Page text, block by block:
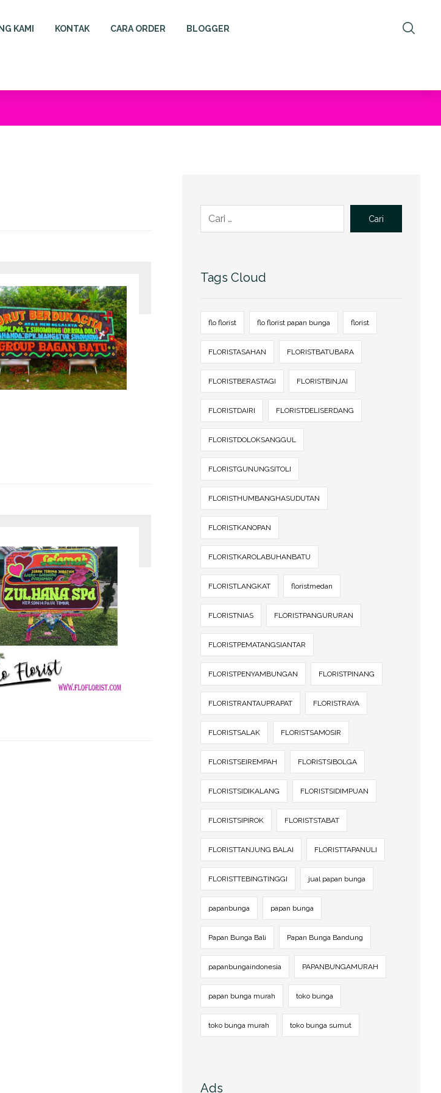
KAMI KONTAK CARA ORDER BLOGGER
Cari
Tags Cloud
flo florist flo florist papan bunga florist
FLORISTASAHAN FLORISTBATUBARA
FLORISTBERASTAGI FLORISTBINJAI
FLORISTDAIRI FLORISTDELISERDANG
FLORISTDOLOKSANGGUL
FLORISTGUNUNGSITOLI
FLORISTHUMBANGHASUDUTAN
FLORISTKANOPAN
FLORISTKAROLABUHANBATU
FLORISTLANGKAT floristmedan
FLORISTNIAS FLORISTPANGURURAN
FLORISTPEMATANGSIANTAR
FLORISTPENYAMBUNGAN FLORISTPINANG
FLORISTRANTAUPRAPAT FLORISTRAYA
FLORISTSALAK FLORISTSAMOSIR
FLORISTSEIREMPAH FLORISTSIBOLGA
FLORISTSIDIKALANG FLORISTSIDIMPUAN
FLORISTSIPIROK FLORISTSTABAT
FLORISTTANJUNG BALAI FLORISTTAPANULI
FLORISTTEBINGTINGGI jual papan bunga
papanbunga papan bunga
Papan Bunga Bali Papan Bunga Bandung
papanbungaindonesia PAPANBUNGAMURAH
papan bunga murah toko bunga
toko bunga murah toko bunga sumut
Ads